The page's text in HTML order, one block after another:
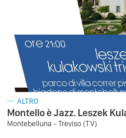
ALTRO
Montello è Jazz. Leszek
Montebelluna - Treviso (TV)